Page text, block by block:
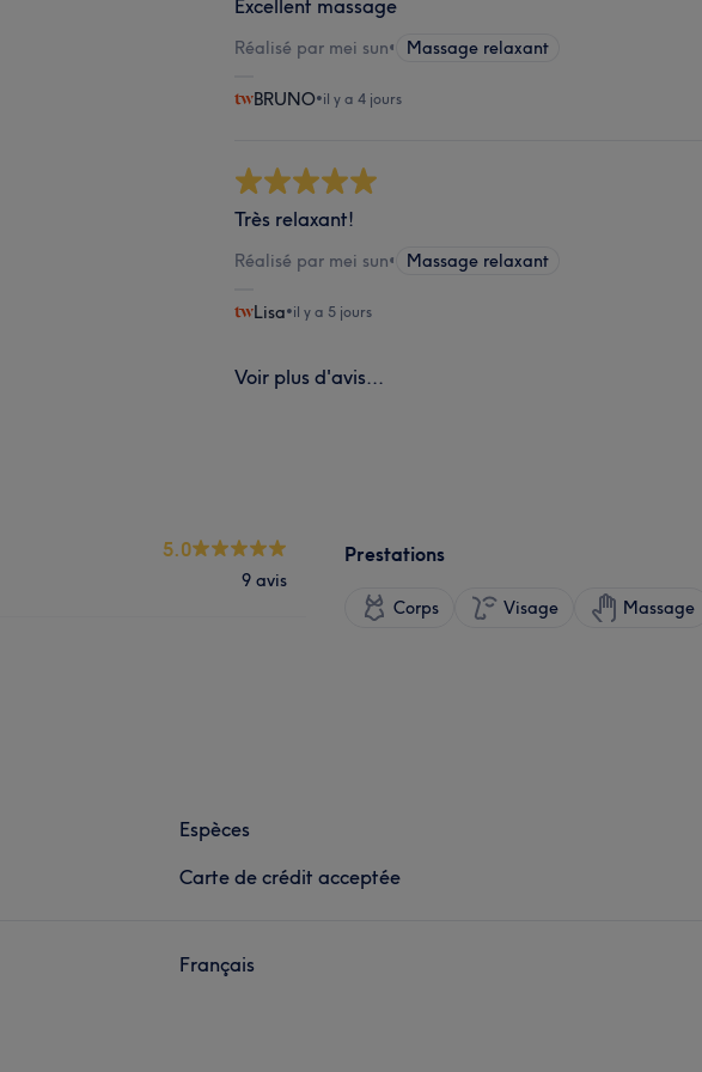
Excellent massage
Réalisé par mei sun• Massage relaxant
BRUNO•il y a 4 jours
Très relaxant!
Réalisé par mei sun• Massage relaxant
Lisa•il y a 5 jours
Voir plus d'avis...
5.0
9 avis
Prestations
Corps Visage Massage
Espèces
Carte de crédit acceptée
Français